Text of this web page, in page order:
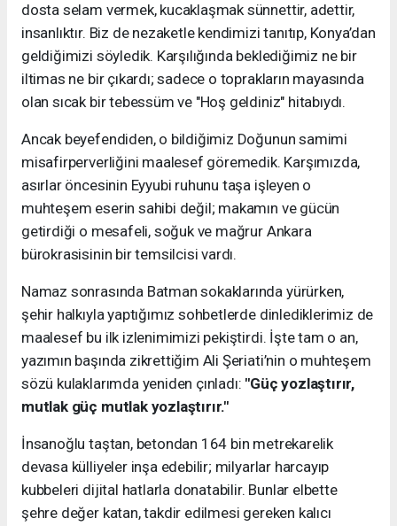
dosta selam vermek, kucaklaşmak sünnettir, adettir,
insanlıktır. Biz de nezaketle kendimizi tanıtıp, Konya’dan
geldiğimizi söyledik. Karşılığında beklediğimiz ne bir
iltimas ne bir çıkardı; sadece o toprakların mayasında
olan sıcak bir tebessüm ve "Hoş geldiniz" hitabıydı.
Ancak beyefendiden, o bildiğimiz Doğunun samimi
misafirperverliğini maalesef göremedik. Karşımızda,
asırlar öncesinin Eyyubi ruhunu taşa işleyen o
muhteşem eserin sahibi değil; makamın ve gücün
getirdiği o mesafeli, soğuk ve mağrur Ankara
bürokrasisinin bir temsilcisi vardı.
Namaz sonrasında Batman sokaklarında yürürken,
şehir halkıyla yaptığımız sohbetlerde dinlediklerimiz de
maalesef bu ilk izlenimimizi pekiştirdi. İşte tam o an,
yazımın başında zikrettiğim Ali Şeriati’nin o muhteşem
sözü kulaklarımda yeniden çınladı: "Güç yozlaştırır,
mutlak güç mutlak yozlaştırır."
İnsanoğlu taştan, betondan 164 bin metrekarelik
devasa külliyeler inşa edebilir; milyarlar harcayıp
kubbeleri dijital hatlarla donatabilir. Bunlar elbette
şehre değer katan, takdir edilmesi gereken kalıcı